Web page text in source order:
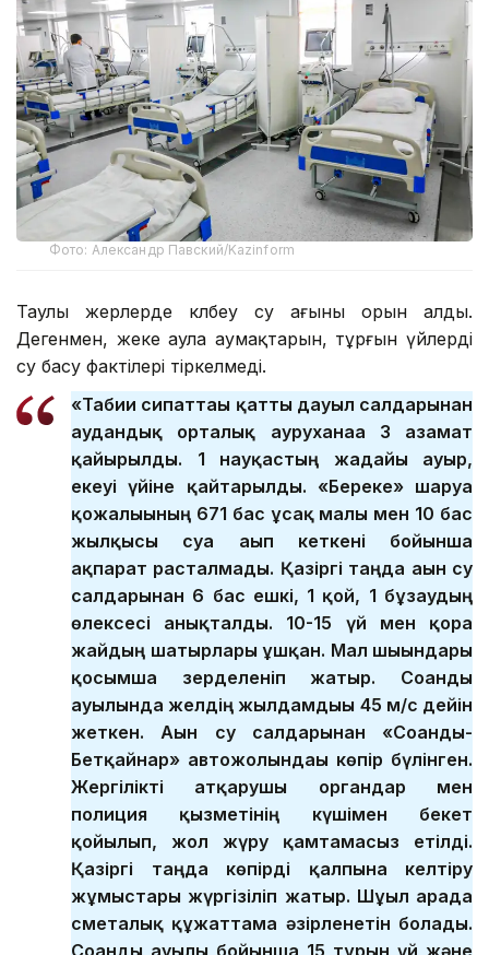
Фото: Александр Павский/Kazinform
Таулы жерлерде көлбеу су ағыны орын алды.
Дегенмен, жеке аула аумақтарын, тұрғын үйлерді
су басу фактілері тіркелмеді.
«Табиғи сипаттағы қатты дауыл салдарынан
аудандық орталық ауруханаға 3 азамат
қайырылды. 1 науқастың жағдайы ауыр,
екеуі үйіне қайтарылды. «Береке» шаруа
қожалығының 671 бас ұсақ малы мен 10 бас
жылқысы суға ағып кеткені бойынша
ақпарат расталмады. Қазіргі таңда ағын су
салдарынан 6 бас ешкі, 1 қой, 1 бұзаудың
өлексесі анықталды. 10-15 үй мен қора
жайдың шатырлары ұшқан. Мал шығындары
қосымша зерделеніп жатыр. Соғанды
ауылында желдің жылдамдығы 45 м/с дейін
жеткен. Ағын су салдарынан «Соғанды-
Бетқайнар» автожолындағы көпір бүлінген.
Жергілікті атқарушы органдар мен
полиция қызметінің күшімен бекет
қойылып, жол жүру қамтамасыз етілді.
Қазіргі таңда көпірді қалпына келтіру
жұмыстары жүргізіліп жатыр. Шұғыл арада
сметалық құжаттама әзірленетін болады.
Соғанды ауылы бойынша 15 тұрғын үй және